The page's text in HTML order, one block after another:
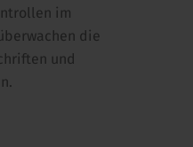
im
die
und